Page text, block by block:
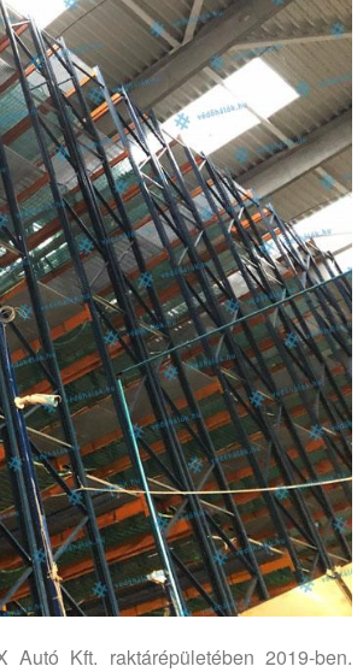
Kft. raktárépületében 2019-ben.